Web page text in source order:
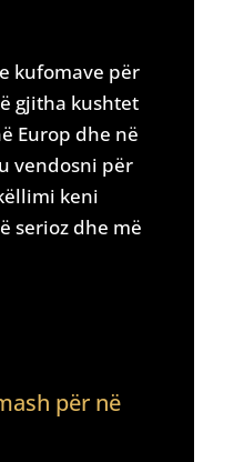
kufomave për
gjitha kushtet
Europ dhe në
vendosni për
keni
serioz dhe më
për në